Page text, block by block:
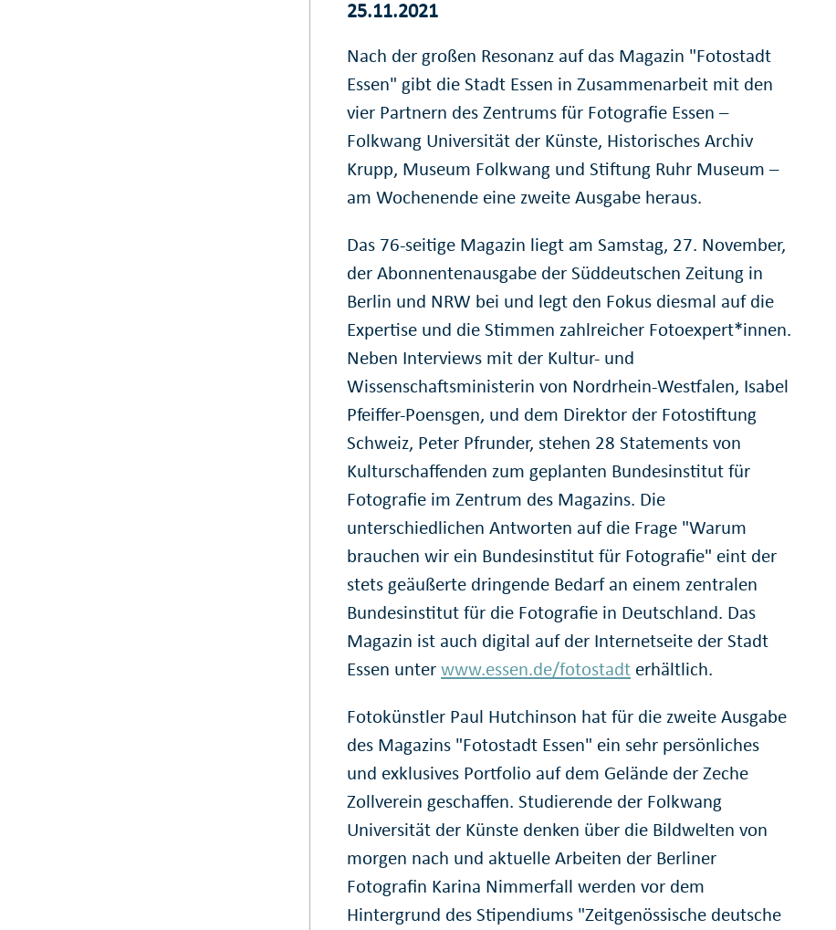
25.11.2021
Nach der großen Resonanz auf das Magazin "Fotostadt
Essen" gibt die Stadt Essen in Zusammenarbeit mit den
vier Partnern des Zentrums für Fotografie Essen –
Folkwang Universität der Künste, Historisches Archiv
Krupp, Museum Folkwang und Stiftung Ruhr Museum –
am Wochenende eine zweite Ausgabe heraus.
Das 76-seitige Magazin liegt am Samstag, 27. November,
der Abonnentenausgabe der Süddeutschen Zeitung in
Berlin und NRW bei und legt den Fokus diesmal auf die
Expertise und die Stimmen zahlreicher Fotoexpert*innen.
Neben Interviews mit der Kultur- und
Wissenschaftsministerin von Nordrhein-Westfalen, Isabel
Pfeiffer-Poensgen, und dem Direktor der Fotostiftung
Schweiz, Peter Pfrunder, stehen 28 Statements von
Kulturschaffenden zum geplanten Bundesinstitut für
Fotografie im Zentrum des Magazins. Die
unterschiedlichen Antworten auf die Frage "Warum
brauchen wir ein Bundesinstitut für Fotografie" eint der
stets geäußerte dringende Bedarf an einem zentralen
Bundesinstitut für die Fotografie in Deutschland. Das
Magazin ist auch digital auf der Internetseite der Stadt
Essen unterwww.essen.de/fotostadt erhältlich.
Fotokünstler Paul Hutchinson hat für die zweite Ausgabe
des Magazins "Fotostadt Essen" ein sehr persönliches
und exklusives Portfolio auf dem Gelände der Zeche
Zollverein geschaffen. Studierende der Folkwang
Universität der Künste denken über die Bildwelten von
morgen nach und aktuelle Arbeiten der Berliner
Fotografin Karina Nimmerfall werden vor dem
Hintergrund des Stipendiums "Zeitgenössische deutsche